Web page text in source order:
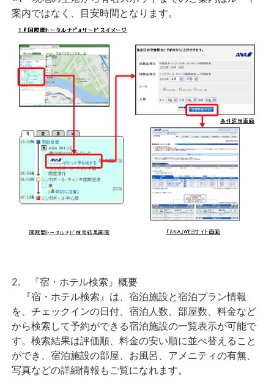
案内ではなく、目安時間となります。
2. 『宿・ホテル検索』概要
『宿・ホテル検索』は、宿泊施設と宿泊プラン情報
を、チェックインの日付、宿泊人数、部屋数、料金など
から検索して予約ができる宿泊施設の一覧表示が可能で
す。検索結果は評価順、料金の安い順に並べ替えること
ができ、宿泊施設の部屋、お風呂、アメニティの有無、
写真などの詳細情報もご覧になれます。